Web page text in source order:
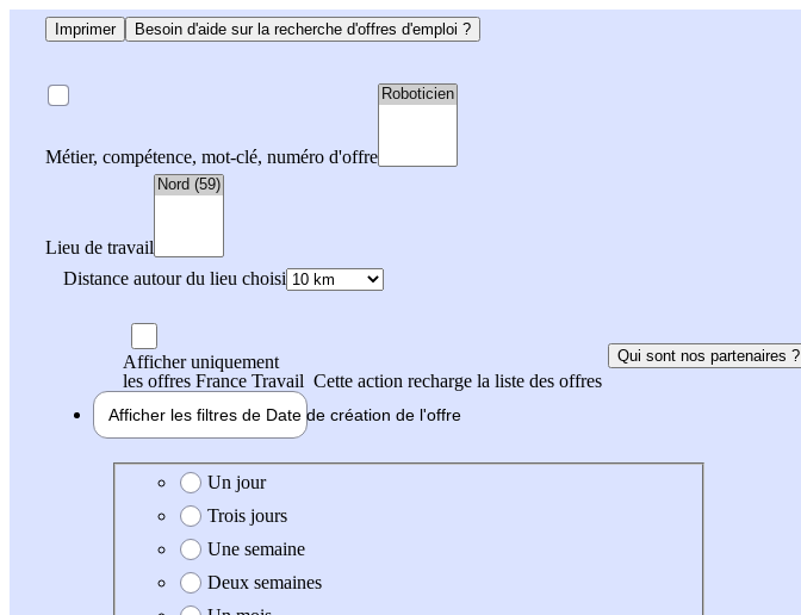
Imprimer Besoin d'aide sur la recherche d'offres d'emploi ?
Métier, compétence, mot-clé, numéro d'offre
Lieu de travail
Distance autour du lieu choisi
Afficher uniquement
les offres France Travail Cette action recharge la liste des offres
Qui sont nos partenaires ?
Afficher les filtres de Date de création de l'offre
Date de création de l'offre
Un jour
Trois jours
Une semaine
Deux semaines